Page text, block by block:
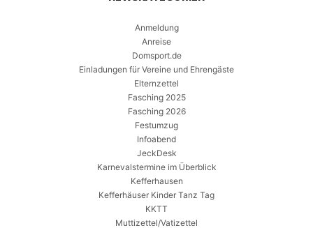
Anmeldung
Anreise
Domsport.de
Einladungen für Vereine und Ehrengäste
Elternzettel
Fasching 2025
Fasching 2026
Festumzug
Infoabend
JeckDesk
Karnevalstermine im Überblick
Kefferhausen
Kefferhäuser Kinder Tanz Tag
KKTT
Muttizettel/Vatizettel